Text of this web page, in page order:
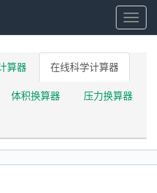
在
线
算器 在线科学计算器
体积换算器 压力换算器